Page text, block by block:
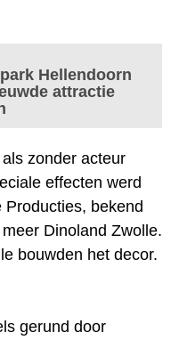
Hellendoorn
attractie
zonder acteur
effecten werd
Producties, bekend
Dinoland Zwolle.
bouwden het decor.
gerund door